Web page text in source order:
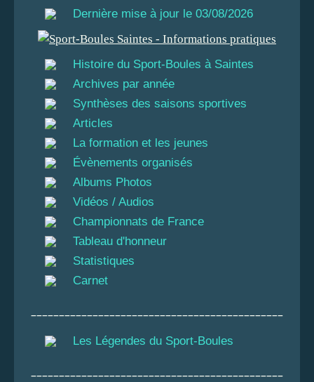
Dernière mise à jour le 03/08/2026
Histoire du Sport-Boules à Saintes
Archives par année
Synthèses des saisons sportives
Articles
La formation et les jeunes
Évènements organisés
Albums Photos
Vidéos / Audios
Championnats de France
Tableau d'honneur
Statistiques
Carnet
Les Légendes du Sport-Boules